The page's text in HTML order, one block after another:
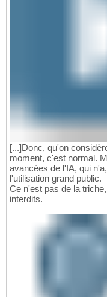
[...]Donc, qu'on
moment, c'est normal.
avancées de l'IA, qui
l'utilisation grand public.
Ce n'est pas de la
interdits.